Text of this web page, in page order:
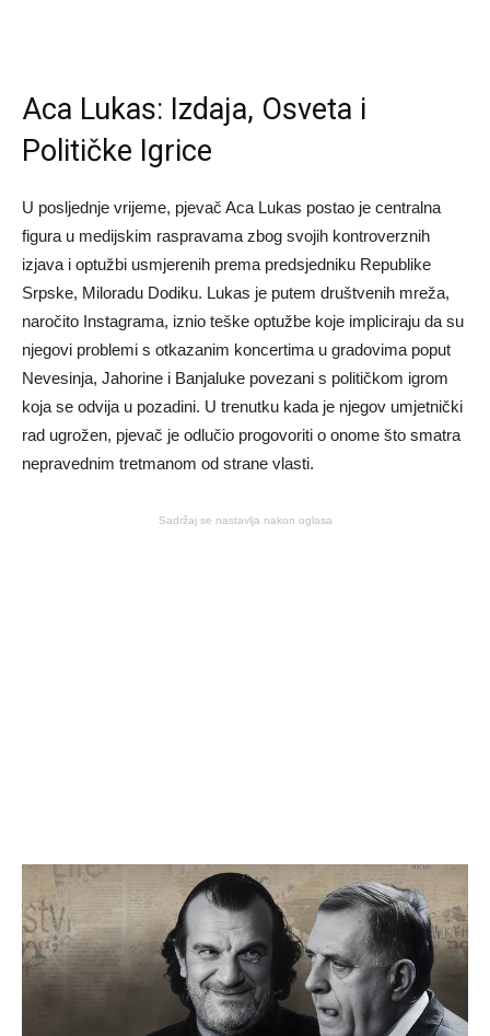
Aca Lukas: Izdaja, Osveta i
Političke Igrice
U posljednje vrijeme, pjevač Aca Lukas postao je centralna
figura u medijskim raspravama zbog svojih kontroverznih
izjava i optužbi usmjerenih prema predsjedniku Republike
Srpske, Miloradu Dodiku. Lukas je putem društvenih mreža,
naročito Instagrama, iznio teške optužbe koje impliciraju da su
njegovi problemi s otkazanim koncertima u gradovima poput
Nevesinja, Jahorine i Banjaluke povezani s političkom igrom
koja se odvija u pozadini. U trenutku kada je njegov umjetnički
rad ugrožen, pjevač je odlučio progovoriti o onome što smatra
nepravednim tretmanom od strane vlasti.
Sadržaj se nastavlja nakon oglasa